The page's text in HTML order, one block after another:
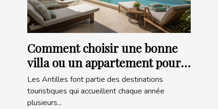
Comment choisir une bonne
villa ou un appartement pour
un séjour dans les Antilles ?
Les Antilles font partie des destinations
touristiques qui accueillent chaque année
plusieurs...